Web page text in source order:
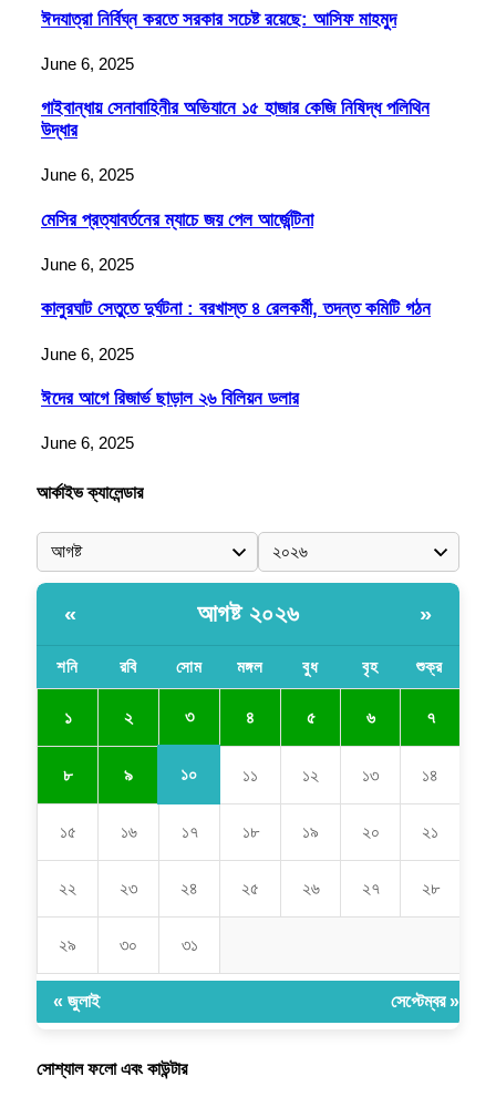
ঈদযাত্রা নির্বিঘ্ন করতে সরকার সচেষ্ট রয়েছে: আসিফ মাহমুদ
June 6, 2025
গাইবান্ধায় সেনাবাহিনীর অভিযানে ১৫ হাজার কেজি নিষিদ্ধ পলিথিন
উদ্ধার
June 6, 2025
মেসির প্রত্যাবর্তনের ম্যাচে জয় পেল আর্জেন্টিনা
June 6, 2025
কালুরঘাট সেতুতে দুর্ঘটনা : বরখাস্ত ৪ রেলকর্মী, তদন্ত কমিটি গঠন
June 6, 2025
ঈদের আগে রিজার্ভ ছাড়াল ২৬ বিলিয়ন ডলার
June 6, 2025
আর্কাইভ ক্যালেন্ডার
« আগষ্ট ২০২৬ »
শনি রবি সোম মঙ্গল বুধ বৃহ শুক্র
১ ২ ৩ ৪ ৫ ৬ ৭
৮ ৯ ১০ ১১ ১২ ১৩ ১৪
১৫ ১৬ ১৭ ১৮ ১৯ ২০ ২১
২২ ২৩ ২৪ ২৫ ২৬ ২৭ ২৮
২৯ ৩০ ৩১
« জুলাই সেপ্টেম্বর »
সোশ্যাল ফলো এবং কাউন্টার